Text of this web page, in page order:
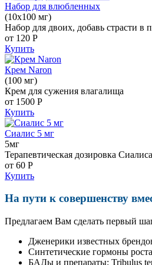
Набор для влюбленных
(10х100 мг)
Набор для двоих, добавь страсти в
от 120 Р
Купить
Крем Naron
(100 мг)
Крем для сужения влагалища
от 1500 Р
Купить
Сиалис 5 мг
5мг
Терапевтическая дозировка
от 60 Р
Купить
На пути к совершенству
Предлагаем Вам сделать первый
Дженерики известных
Синтетические гормоны роста
БАДы и препараты: Tribulus